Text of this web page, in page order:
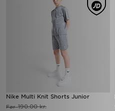
Nike Multi Knit Shorts Junior
Før190.00 kr.